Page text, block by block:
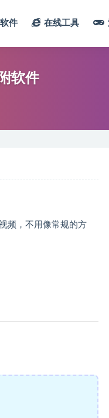
件 在线工具
软件
频，不用像常规的方